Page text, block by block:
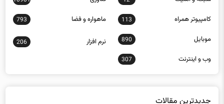
كامپيوتر همراه 113 ماهواره و فضا 793
موبايل 890
206
وب و اينترنت 307